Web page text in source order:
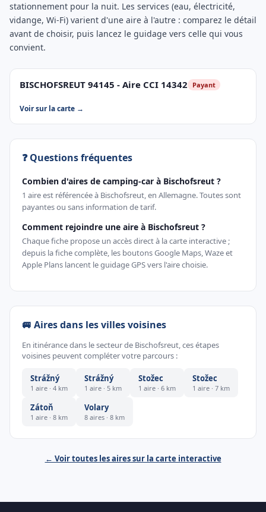
stationnement pour la nuit. Les services (eau, électricité,
vidange, Wi-Fi) varient d'une aire à l'autre : comparez le détail
avant de choisir, puis lancez le guidage vers celle qui vous
convient.
BISCHOFSREUT 94145 - Aire CCI 14342 Payant
Voir sur la carte →
❓ Questions fréquentes
Combien d'aires de camping-car à Bischofsreut ?
1 aire est référencée à Bischofsreut, en Allemagne. Toutes sont
payantes ou sans information de tarif.
Comment rejoindre une aire à Bischofsreut ?
Chaque fiche propose un accès direct à la carte interactive ;
depuis la fiche complète, les boutons Google Maps, Waze et
Apple Plans lancent le guidage GPS vers l'aire choisie.
🚐 Aires dans les villes voisines
En itinérance dans le secteur de Bischofsreut, ces étapes
voisines peuvent compléter votre parcours :
Strážný
1 aire · 4 km
Strážný
1 aire · 5 km
Stožec
1 aire · 6 km
Stožec
1 aire · 7 km
Zátoň
1 aire · 8 km
Volary
8 aires · 8 km
← Voir toutes les aires sur la carte interactive